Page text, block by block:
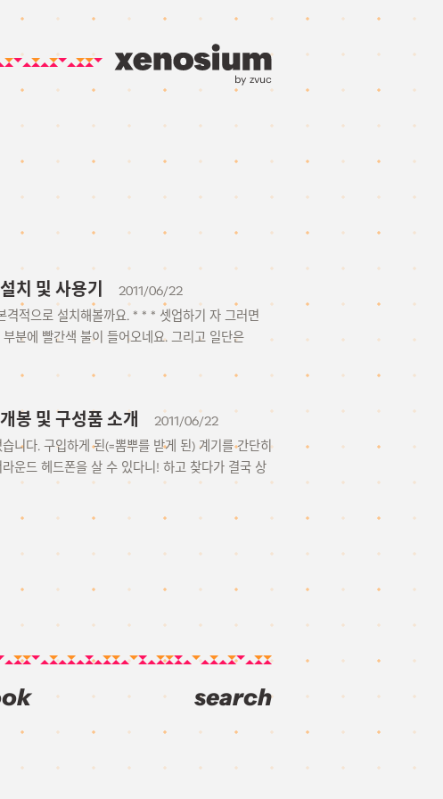
by zvuc
및 사용기
2011/06/22
적으로 설치해볼까요. * * * 셋업하기 자 그러면
분에 빨간색 불이 들어오네요. 그리고 일단은
및 구성품 소개
2011/06/22
니다. 구입하게 된(=뽐뿌를 받게 된) 계기를 간단히
운드 헤드폰을 살 수 있다니! 하고 찾다가 결국 상
search